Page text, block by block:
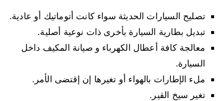
تصليح السيارات الحديثة سواء كانت أتوماتيك أو عادية.
تبديل بطارية السيارة بأخرى ذات نوعية أصلية.
معالجة كافة أعطال الكهرباء و صيانة المكيف داخل
السيارة.
ملء الإطارات بالهواء أو تغيرها إن إقتضى الأمر.
تغير سيخ القير.